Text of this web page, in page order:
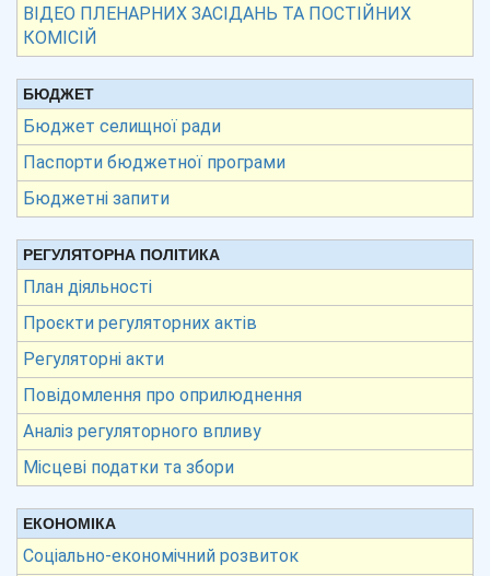
ВІДЕО ПЛЕНАРНИХ ЗАСІДАНЬ ТА ПОСТІЙНИХ
КОМІСІЙ
БЮДЖЕТ
Бюджет селищної ради
Паспорти бюджетної програми
Бюджетні запити
РЕГУЛЯТОРНА ПОЛІТИКА
План діяльності
Проєкти регуляторних актів
Регуляторні акти
Повідомлення про оприлюднення
Аналіз регуляторного впливу
Місцеві податки та збори
ЕКОНОМІКА
Соціально-економічний розвиток